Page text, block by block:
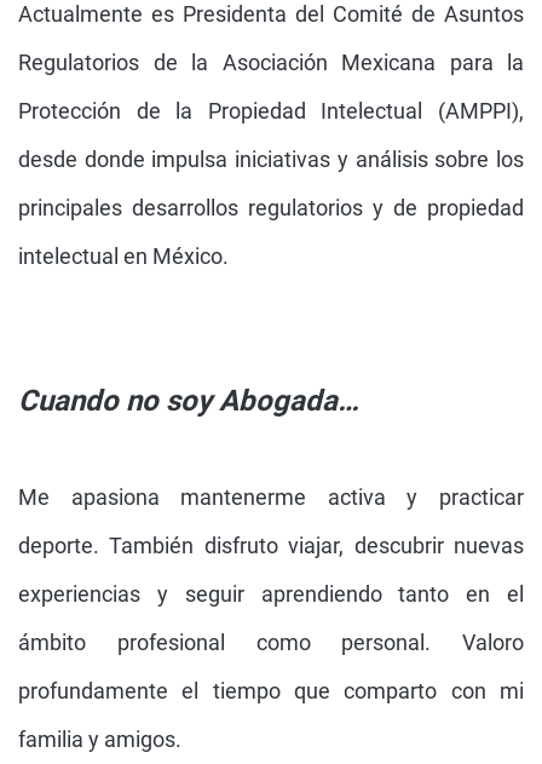
Actualmente es Presidenta del Comité de Asuntos
Regulatorios de la Asociación Mexicana para la
Protección de la Propiedad Intelectual (AMPPI),
desde donde impulsa iniciativas y análisis sobre los
principales desarrollos regulatorios y de propiedad
intelectual en México.
Cuando no soy Abogada…
Me apasiona mantenerme activa y practicar
deporte. También disfruto viajar, descubrir nuevas
experiencias y seguir aprendiendo tanto en el
ámbito profesional como personal. Valoro
profundamente el tiempo que comparto con mi
familia y amigos.